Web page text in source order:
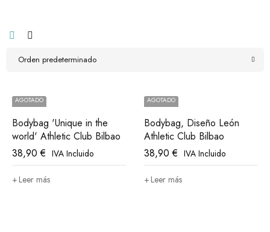
Orden predeterminado
AGOTADO
Bodybag 'Unique in the
world' Athletic Club Bilbao
38,90€ IVA Incluido
Leer más
AGOTADO
Bodybag, Diseño León
Athletic Club Bilbao
38,90€ IVA Incluido
Leer más